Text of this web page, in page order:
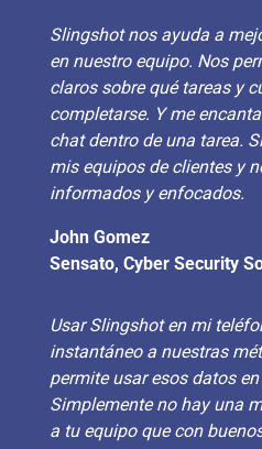
Slingshot nos ayuda a
en nuestro equipo. Nos
claros sobre qué tareas y
completarse. Y me
chat dentro de una tarea.
mis equipos de clientes y
informados y enfocados.
John Gomez
Sensato, Cyber Security
Usar Slingshot en mi
instantáneo a nuestras
permite usar esos datos
Simplemente no hay una
a tu equipo que con